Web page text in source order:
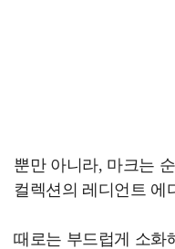
뿐만 아니라, 마크는
컬렉션의 레디언트 에
때로는 부드럽게 소화